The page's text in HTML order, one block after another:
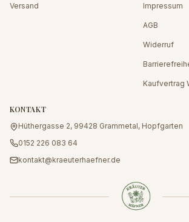
Versand Impressum
AGB
Widerruf
Kaufvertrag
KONTAKT
Hüthergasse 2, 99428 Grammetal, Hopfgarten
0152 226 083 64
kontakt@kraeuterhaefner.de